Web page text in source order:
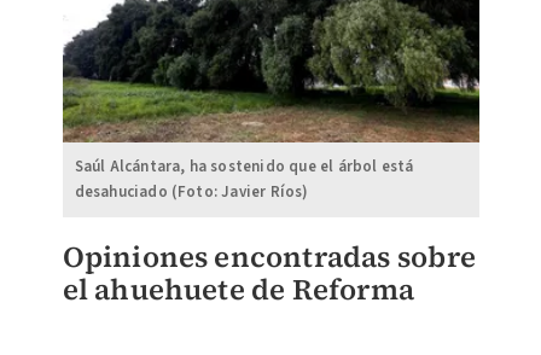
Saúl Alcántara, ha sostenido que el árbol está
desahuciado (Foto: Javier Ríos)
Opiniones encontradas sobre
el ahuehuete de Reforma